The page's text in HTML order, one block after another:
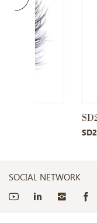
SOCIAL NETWORK